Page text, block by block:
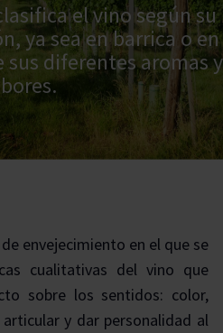
el vino según su
ya sea en barrica o en
diferentes aromas y
envejecimiento en el que se
cualitativas del vino que
sobre los sentidos: color,
y dar personalidad al